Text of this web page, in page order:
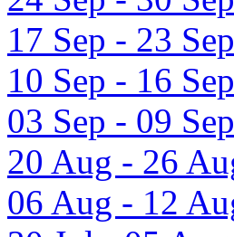
17 Sep - 23
10 Sep - 16
03 Sep - 09
20 Aug - 26
06 Aug - 12